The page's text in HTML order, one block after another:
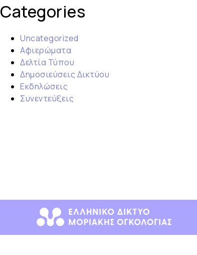
Categories
Uncategorized
Αφιερώματα
Δελτία Τύπου
Δημοσιεύσεις Δικτύου
Εκδηλώσεις
Συνεντεύξεις